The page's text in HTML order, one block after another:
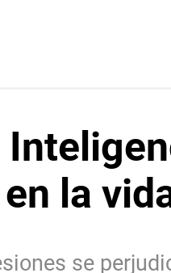
en la
se